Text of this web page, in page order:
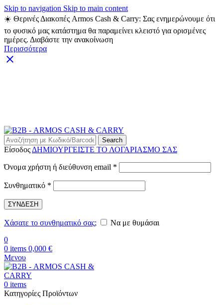
Skip to navigation Skip to main content
☀️ Θερινές Διακοπές Armos Cash & Carry: Σας ενημερώνουμε ότι
το φυσικό μας κατάστημα θα παραμείνει κλειστό για ορισμένες
ημέρες. Διαβάστε την ανακοίνωση
Περισσότερα
Search
Είσοδος ΔΗΜΙΟΥΡΓΕΙΣΤΕ ΤΟ ΛΟΓΑΡΙΑΣΜΟ ΣΑΣ
Όνομα χρήστη ή διεύθυνση email *
Συνθηματικό *
ΣΥΝΔΕΣΗ
Χάσατε το συνθηματικό σας;
Να με θυμάσαι
0
0 items 0,000 €
Μενου
0 items
Κατηγορίες Προϊόντων